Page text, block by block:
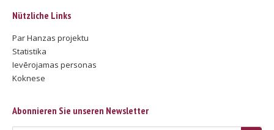
Nützliche Links
Par Hanzas projektu
Statistika
Ievērojamas personas
Koknese
Abonnieren Sie unseren Newsletter